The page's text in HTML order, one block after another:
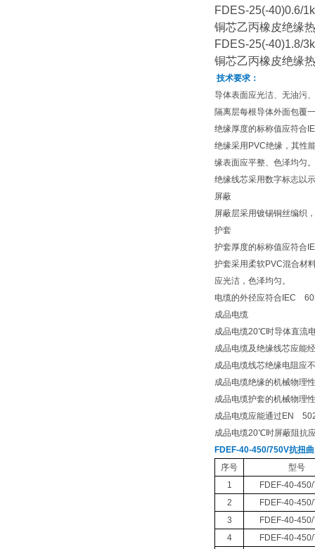
FDES-25(-40)0.6/
铜芯乙丙橡皮绝缘
FDES-25(-40)1.8/
铜芯乙丙橡皮绝缘
技术要求：
导体表面应光洁、无油污
隔离层每根导体外面包
绝缘厚度的标称值应符合
绝缘采用PVC绝缘，其性
缘表面应平整、色泽均
绝缘线芯采用数字标志以
屏蔽
屏蔽层采用镀锡铜丝编
护套
护套厚度的标称值应符合
护套采用柔软PVC混合材
应光洁，色泽均匀。
电缆的外径应符合IEC
成品电缆
成品电缆20℃时导体直流
成品电缆及绝缘线芯应能
成品电缆线芯绝缘电阻
成品电缆绝缘的机械物
成品电缆护套的机械物
成品电缆应能通过EN
成品电缆20℃时屏蔽阻抗
FDEF-40-450/750V抗扭
序号
型号
1
FDEF-40-
2
FDEF-40-
3
FDEF-40-
4
FDEF-40-